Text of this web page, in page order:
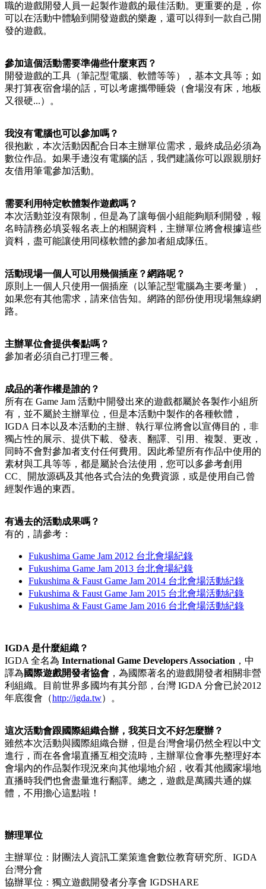
職的遊戲開發人員一起製作遊戲的最佳活動。更重要的是，你
可以在活動中體驗到開發遊戲的樂趣，還可以得到一款自己開
發的遊戲。
參加這個活動需要準備些什麼東西？
開發遊戲的工具（筆記型電腦、軟體等等），基本文具等；如
果打算夜宿會場的話，可以考慮攜帶睡袋（會場沒有床，地板
又很硬...）。
我沒有電腦也可以參加嗎？
很抱歉，本次活動因配合日本主辦單位需求，最終成品必須為
數位作品。如果手邊沒有電腦的話，我們建議你可以跟親朋好
友借用筆電參加活動。
需要利用特定軟體製作遊戲嗎？
本次活動並沒有限制，但是為了讓每個小組能夠順利開發，報
名時請務必填妥報名表上的相關資料，主辦單位將會根據這些
資料，盡可能讓使用同樣軟體的參加者組成隊伍。
活動現場一個人可以用幾個插座？網路呢？
原則上一個人只使用一個插座（以筆記型電腦為主要考量），
如果您有其他需求，請來信告知。網路的部份使用現場無線網
路。
主辦單位會提供餐點嗎？
參加者必須自己打理三餐。
成品的著作權是誰的？
所有在 Game Jam 活動中開發出來的遊戲都屬於各製作小組所
有，並不屬於主辦單位，但是本活動中製作的各種軟體，
IGDA 日本以及本活動的主辦、執行單位將會以宣傳目的，非
獨占性的展示、提供下載、發表、翻譯、引用、複製、更改，
同時不會對參加者支付任何費用。因此希望所有作品中使用的
素材與工具等等，都是屬於合法使用，您可以多參考創用
CC、開放源碼及其他各式合法的免費資源，或是使用自己曾
經製作過的東西。
有過去的活動成果嗎？
有的，請參考：
Fukushima Game Jam 2012 台北會場紀錄
Fukushima Game Jam 2013 台北會場紀錄
Fukushima & Faust Game Jam 2014 台北會場活動紀錄
Fukushima & Faust Game Jam 2015 台北會場活動紀錄
Fukushima & Faust Game Jam 2016 台北會場活動紀錄
IGDA 是什麼組織？
IGDA 全名為 International Game Developers Association ，中
譯為 國際遊戲開發者協會 ，為國際著名的遊戲開發者相關非營
利組織。目前世界多國均有其分部，台灣 IGDA 分會已於2012
年底復會（http://igda.tw）。
這次活動會跟國際組織合辦，我英日文不好怎麼辦？
雖然本次活動與國際組織合辦，但是台灣會場仍然全程以中文
進行，而在各會場直播互相交流時，主辦單位會事先整理好本
會場內的作品製作現況來向其他場地介紹，收看其他國家場地
直播時我們也會盡量進行翻譯。總之，遊戲是萬國共通的媒
體，不用擔心這點啦！
辦理單位
主辦單位：財團法人資訊工業策進會數位教育研究所、IGDA
台灣分會
協辦單位：獨立遊戲開發者分享會 IGDSHARE